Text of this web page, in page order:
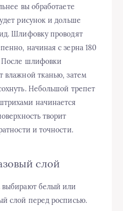
вы обработаете
рисунок и дольше
Шлифовку проводят
начиная с зерна 180
После шлифовки
влажной тканью, затем
Небольшой трепет
начинается
творит
и точности.
слой
выбирают белый или
слой перед росписью.